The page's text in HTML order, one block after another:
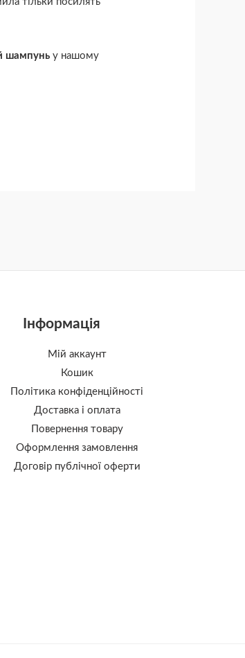
шампунь у нашому
Інформація
Мій аккаунт
Кошик
Політика конфіденційності
Доставка і оплата
Повернення товару
Оформлення замовлення
Договір публічної оферти